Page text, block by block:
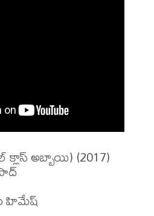
క్లాస్ అబ్బాయి) (2017)
హిమేష్